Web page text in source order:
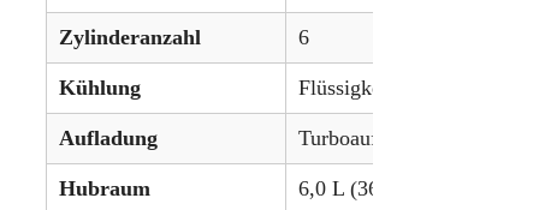
Zylinderanzahl 6
Kühlung Flüssigkeitsgekühlt
Aufladung Turboaufladung
Hubraum 6,0 L (366,1 in³)